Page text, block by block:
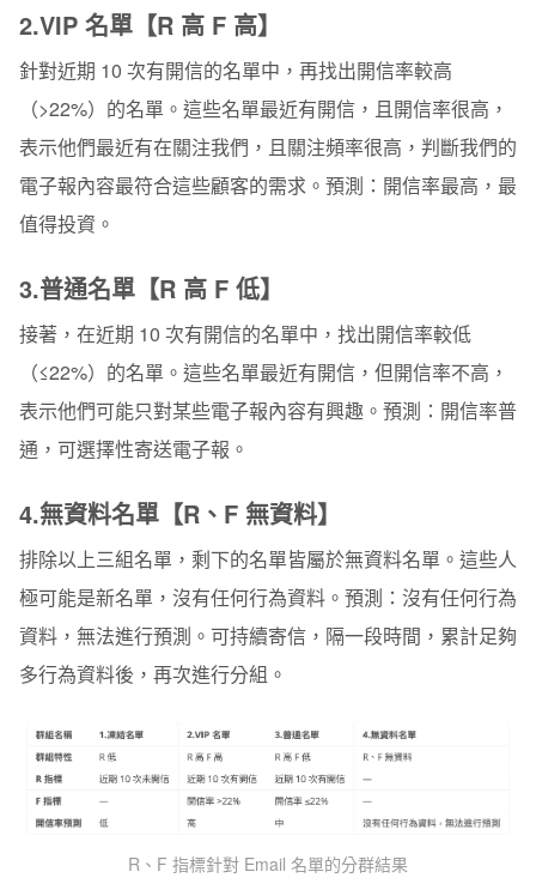
2.VIP 名單【R 高 F 高】
針對近期 10 次有開信的名單中，再找出開信率較高
（>22%）的名單。這些名單最近有開信，且開信率很高，
表示他們最近有在關注我們，且關注頻率很高，判斷我們的
電子報內容最符合這些顧客的需求。 預測： 開信率最高，最
值得投資。
3.普通名單【R 高 F 低】
接著，在近期 10 次有開信的名單中，找出開信率較低
（≤22%）的名單。這些名單最近有開信，但開信率不高，
表示他們可能只對某些電子報內容有興趣。 預測： 開信率普
通，可選擇性寄送電子報。
4.無資料名單【R、F 無資料】
排除以上三組名單，剩下的名單皆屬於無資料名單。這些人
極可能是新名單，沒有任何行為資料。 預測：沒有任何行為
資料，無法進行預測。 可持續寄信，隔一段時間，累計足夠
多行為資料後，再次進行分組。
R、F 指標針對 Email 名單的分群結果